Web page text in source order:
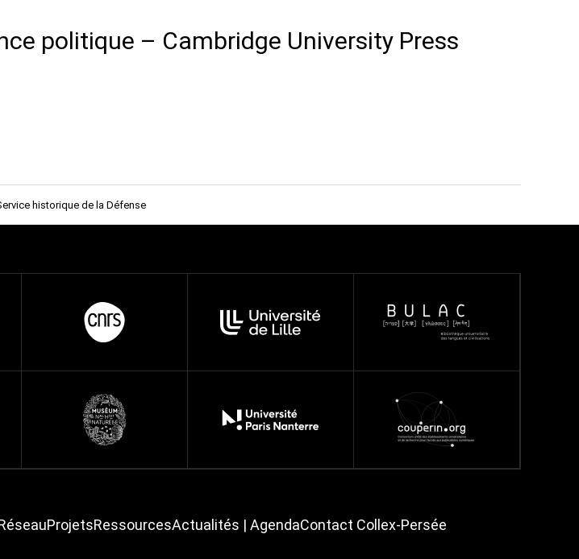
politique – Cambridge University Press
historique de la Défense
ProjetsRessourcesActualités | AgendaContact Collex-Persée